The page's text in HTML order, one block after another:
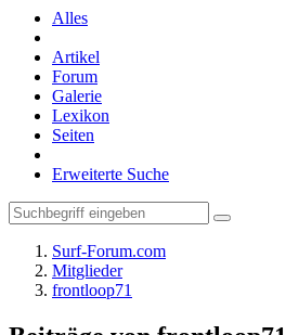
Alles
Artikel
Forum
Galerie
Lexikon
Seiten
Erweiterte Suche
Surf-Forum.com
Mitglieder
frontloop71